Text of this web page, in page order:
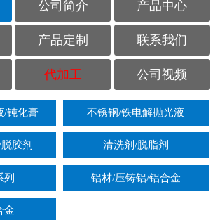
公司简介 产品中心
产品定制 联系我们
代加工 公司视频
/钝化膏 不锈钢/铁电解抛光液
胶剂 清洗剂/脱脂剂
列 铝材/压铸铝/铝合金
金